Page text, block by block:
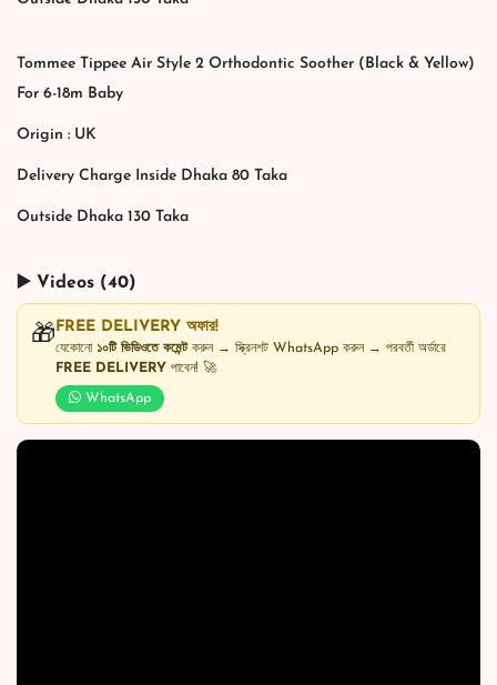
Tommee Tippee Air Style 2 Orthodontic Soother (Black & Yellow)
For 6-18m Baby
Origin : UK
Delivery Charge Inside Dhaka 80 Taka
Outside Dhaka 130 Taka
▶️ Videos (40)
🎁FREE DELIVERY অফার!
যেকোনো ১০টি ভিডিওতে কমেন্টকরুন → স্ক্রিনশট WhatsApp করুন → পরবর্তী অর্ডারে
FREE DELIVERY পাবেন! 🚀
WhatsApp